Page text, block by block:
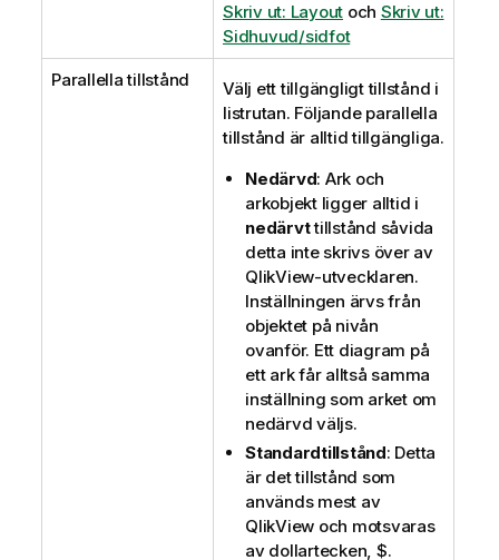
Skriv ut: Layout och Skriv ut:
Sidhuvud/sidfot
Parallella tillstånd
Välj ett tillgängligt tillstånd i
listrutan. Följande parallella
tillstånd är alltid tillgängliga.
Nedärvd: Ark och
arkobjekt ligger alltid i
nedärvttillstånd såvida
detta inte skrivs över av
QlikView-utvecklaren.
Inställningen ärvs från
objektet på nivån
ovanför. Ett diagram på
ett ark får alltså samma
inställning som arket om
nedärvd väljs.
Standardtillstånd: Detta
är det tillstånd som
används mest av
QlikView och motsvaras
av dollartecken, $.